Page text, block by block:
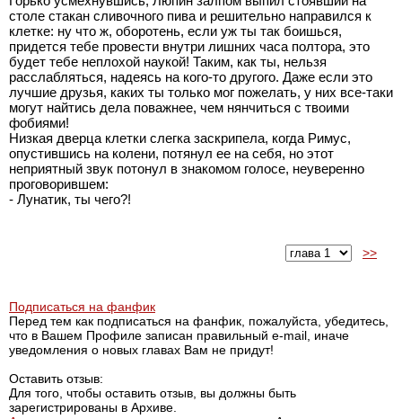
столе стакан сливочного пива и решительно направился к
клетке: ну что ж, оборотень, если уж ты так боишься,
придется тебе провести внутри лишних часа полтора, это
будет тебе неплохой наукой! Таким, как ты, нельзя
расслабляться, надеясь на кого-то другого. Даже если это
лучшие друзья, каких ты только мог пожелать, у них все-таки
могут найтись дела поважнее, чем нянчиться с твоими
фобиями!
Низкая дверца клетки слегка заскрипела, когда Римус,
опустившись на колени, потянул ее на себя, но этот
неприятный звук потонул в знакомом голосе, неуверенно
проговорившем:
- Лунатик, ты чего?!
>>
Подписаться на фанфик
Перед тем как подписаться на фанфик, пожалуйста, убедитесь,
что в Вашем Профиле записан правильный e-mail, иначе
уведомления о новых главах Вам не придут!
Оставить отзыв:
Для того, чтобы оставить отзыв, вы должны быть
зарегистрированы в Архиве.